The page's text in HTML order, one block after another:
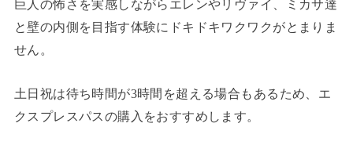
巨人の怖さを実感しながらエレンやリヴァイ、ミカサ達
と壁の内側を目指す体験にドキドキワクワクがとまりま
せん。
土日祝は待ち時間が3時間を超える場合もあるため、エ
クスプレスパスの購入をおすすめします。